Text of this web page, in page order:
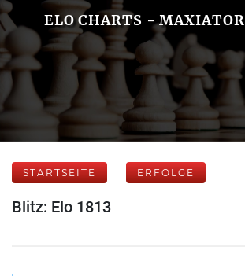
ELO CHARTS - MAXIATOR
STARTSEITE ERFOLGE
Blitz: Elo 1813